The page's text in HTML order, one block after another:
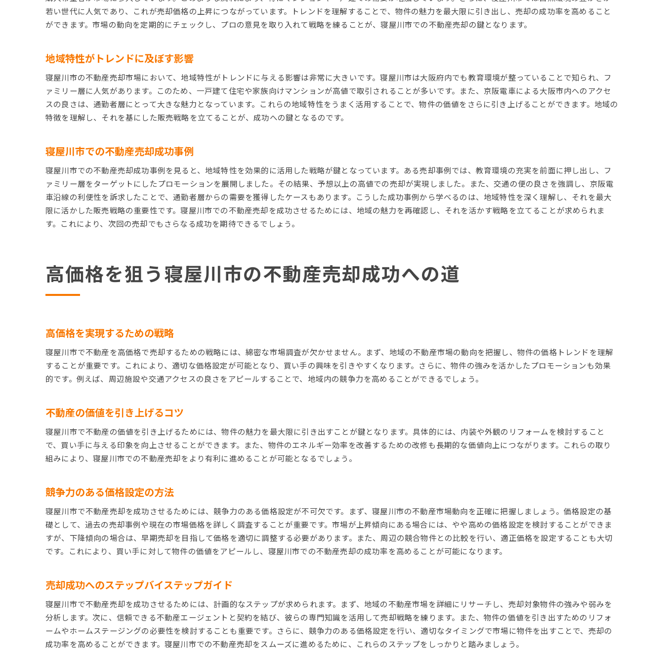
市場調査が成功を左右する理由
魅力的な物件の見せ方
地域イベントを利用したプロモーション
地域特有のニーズに応える売却戦略
購入者の興味を引くためのテクニック
市場をリードする売却戦略の構築
価格設定のカギを握る要素
売却前の準備とプロセス管理
効果的な広告とプロモーション戦術
寝屋川市不動産売却で高価格を実現するための実践的アドバイス
高価格で売却するための準備方法
成功を手にするための最終アドバイス
若い世代に人気であり、これが売却価格の上昇につながっています。トレンドを理解することで、物件の魅力を最大限に引き出し、売却の成功率を高めること
ができます。市場の動向を定期的にチェックし、プロの意見を取り入れて戦略を練ることが、寝屋川市での不動産売却の鍵となります。
地域特性がトレンドに及ぼす影響
寝屋川市の不動産売却市場において、地域特性がトレンドに与える影響は非常に大きいです。寝屋川市は大阪府内でも教育環境が整っていることで知られ、フ
ァミリー層に人気があります。このため、一戸建て住宅や家族向けマンションが高値で取引されることが多いです。また、京阪電車による大阪市内へのアクセ
スの良さは、通勤者層にとって大きな魅力となっています。これらの地域特性をうまく活用することで、物件の価値をさらに引き上げることができます。地域の
特徴を理解し、それを基にした販売戦略を立てることが、成功への鍵となるのです。
寝屋川市での不動産売却成功事例
寝屋川市での不動産売却成功事例を見ると、地域特性を効果的に活用した戦略が鍵となっています。ある売却事例では、教育環境の充実を前面に押し出し、フ
ァミリー層をターゲットにしたプロモーションを展開しました。その結果、予想以上の高値での売却が実現しました。また、交通の便の良さを強調し、京阪電
車沿線の利便性を訴求したことで、通勤者層からの需要を獲得したケースもあります。こうした成功事例から学べるのは、地域特性を深く理解し、それを最大
限に活かした販売戦略の重要性です。寝屋川市での不動産売却を成功させるためには、地域の魅力を再確認し、それを活かす戦略を立てることが求められま
す。これにより、次回の売却でもさらなる成功を期待できるでしょう。
高価格を狙う寝屋川市の不動産売却成功への道
高価格を実現するための戦略
寝屋川市で不動産を高価格で売却するための戦略には、綿密な市場調査が欠かせません。まず、地域の不動産市場の動向を把握し、物件の価格トレンドを理解
することが重要です。これにより、適切な価格設定が可能となり、買い手の興味を引きやすくなります。さらに、物件の強みを活かしたプロモーションも効果
的です。例えば、周辺施設や交通アクセスの良さをアピールすることで、地域内の競争力を高めることができるでしょう。
不動産の価値を引き上げるコツ
寝屋川市で不動産の価値を引き上げるためには、物件の魅力を最大限に引き出すことが鍵となります。具体的には、内装や外観のリフォームを検討すること
で、買い手に与える印象を向上させることができます。また、物件のエネルギー効率を改善するための改修も長期的な価値向上につながります。これらの取り
組みにより、寝屋川市での不動産売却をより有利に進めることが可能となるでしょう。
競争力のある価格設定の方法
寝屋川市で不動産売却を成功させるためには、競争力のある価格設定が不可欠です。まず、寝屋川市の不動産市場動向を正確に把握しましょう。価格設定の基
礎として、過去の売却事例や現在の市場価格を詳しく調査することが重要です。市場が上昇傾向にある場合には、やや高めの価格設定を検討することができま
すが、下降傾向の場合は、早期売却を目指して価格を適切に調整する必要があります。また、周辺の競合物件との比較を行い、適正価格を設定することも大切
です。これにより、買い手に対して物件の価値をアピールし、寝屋川市での不動産売却の成功率を高めることが可能になります。
売却成功へのステップバイステップガイド
寝屋川市で不動産売却を成功させるためには、計画的なステップが求められます。まず、地域の不動産市場を詳細にリサーチし、売却対象物件の強みや弱みを
分析します。次に、信頼できる不動産エージェントと契約を結び、彼らの専門知識を活用して売却戦略を練ります。また、物件の価値を引き出すためのリフォ
ームやホームステージングの必要性を検討することも重要です。さらに、競争力のある価格設定を行い、適切なタイミングで市場に物件を出すことで、売却の
成功率を高めることができます。寝屋川市での不動産売却をスムーズに進めるために、これらのステップをしっかりと踏みましょう。